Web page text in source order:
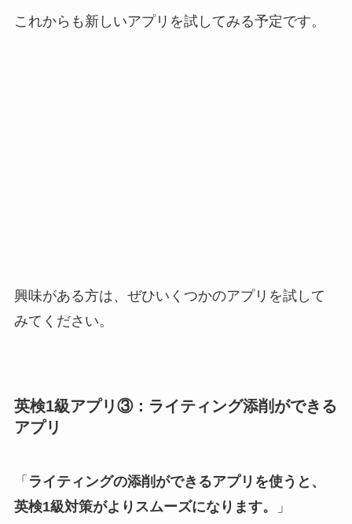
これからも新しいアプリを試してみる予定です。
興味がある方は、ぜひいくつかのアプリを試して
みてください。
英検1級アプリ③：ライティング添削ができる
アプリ
「 ライティングの添削ができるアプリを使うと、
英検1級対策がよりスムーズになります。
」